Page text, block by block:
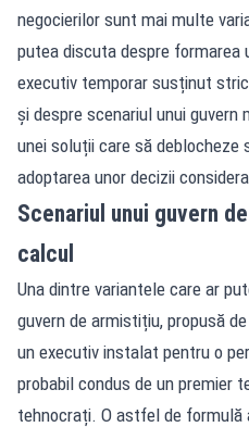
negocierilor sunt mai multe
putea discuta despre formarea
executiv temporar susținut
și despre scenariul unui
unei soluții care să
adoptarea unor decizii
Scenariul unui guvern
calcul
Una dintre variantele care ar
guvern de armistițiu, propusă
un executiv instalat pentru o
probabil condus de un premier
tehnocrați. O astfel de formulă